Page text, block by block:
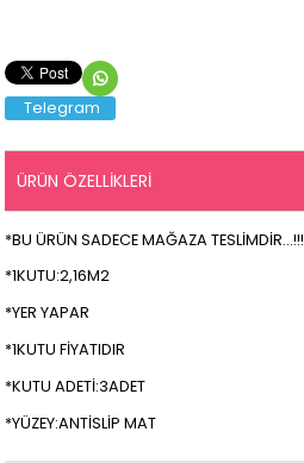
Telegram
ÜRÜN ÖZELLIKLERI
*BU ÜRÜN SADECE MAĞAZA TESLİMDİR...!!!
*1KUTU:2,16M2
*YER YAPAR
*1KUTU FİYATIDIR
*KUTU ADETİ:3ADET
*YÜZEY:ANTİSLİP MAT